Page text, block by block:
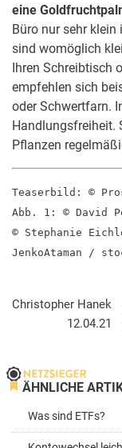
eine
Büro nur sehr
sind womöglich
Ihren Schreibtisch
empfehlen sich
oder Schwertfarn.
Handlungsfreiheit.
Pflanzen
Teaserbild: ©
Abb. 1: © David
© Stephanie
JenkoAtaman /
Christopher Hanek
12.04.21
ÄHNLICHE
Was sind ETFs?